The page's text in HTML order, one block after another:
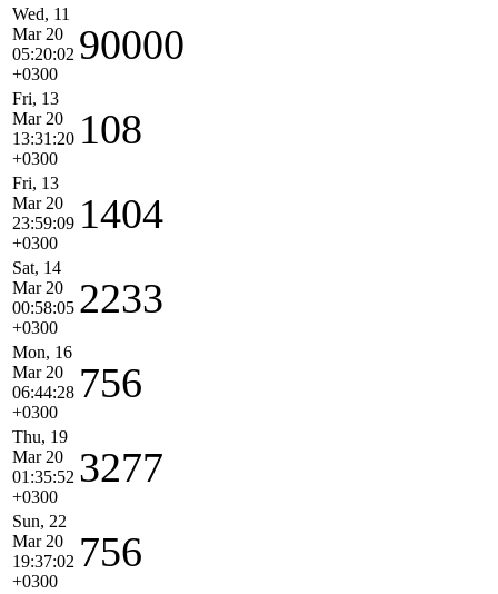
Wed, 11
Mar 20
05:20:02
+0300
90000
Fri, 13
Mar 20
13:31:20
+0300
108
Fri, 13
Mar 20
23:59:09
+0300
1404
Sat, 14
Mar 20
00:58:05
+0300
2233
Mon, 16
Mar 20
06:44:28
+0300
756
Thu, 19
Mar 20
01:35:52
+0300
3277
Sun, 22
Mar 20
19:37:02
+0300
756